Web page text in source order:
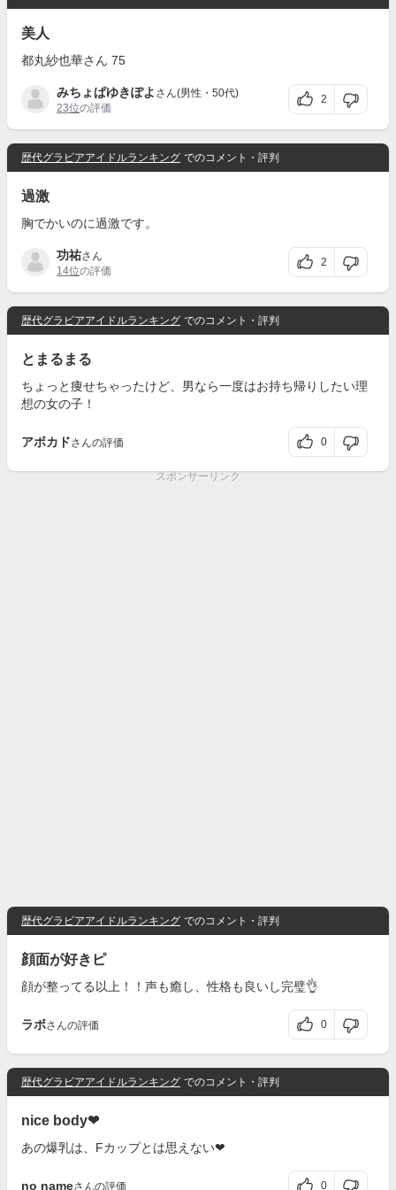
美人
都丸紗也華さん 75
みちょぱゆきぽよ さん(男性・50代)
23位の評価
2
歴代グラビアアイドルランキング でのコメント・評判
過激
胸でかいのに過激です。
功祐さん
14位の評価
2
歴代グラビアアイドルランキング でのコメント・評判
とまるまる
ちょっと痩せちゃったけど、男なら一度はお持ち帰りしたい理
想の女の子！
アボカドさんの評価 0
スポンサーリンク
歴代グラビアアイドルランキング でのコメント・評判
顔面が好きピ
顔が整ってる以上！！声も癒し、性格も良いし完璧👌
ラボさんの評価 0
歴代グラビアアイドルランキング でのコメント・評判
nice body❤
あの爆乳は、Fカップとは思えない❤
no nameさんの評価 0